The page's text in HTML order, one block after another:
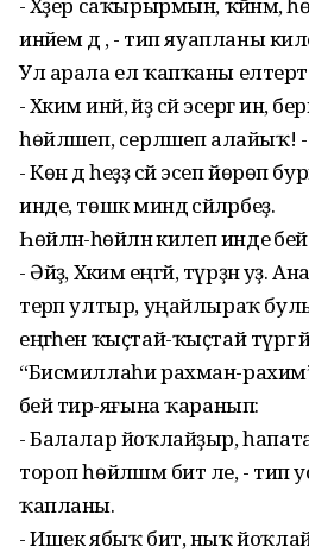
инәйем дә , - тип яуапланы
Ул арала ел ҡапҡаны
- Хәкимә инәй, әйҙә сәй эсергә ин,
һөйләшеп, серләшеп алайыҡ!
- Көн дә һеҙҙә сәй эсеп йөрөп
инде, төшкә миндә сәйләрбеҙ.
Һөйләнә-һөйләнә килеп инде әбей
- Әйҙә, Хәкимә еңгәй, түрҙән
терәп ултыр, уңайлыраҡ
еңгәһен ҡыҫтай-ҡыҫтай түргә
“Бисмиллаһи рахман-
әбей тирә-яғына ҡаранып:
- Балалар йоҡлайҙыр,
тороп һөйләшәм бит әле, - тип
ҡапланы.
- Ишек ябыҡ бит, ныҡ йоҡлай